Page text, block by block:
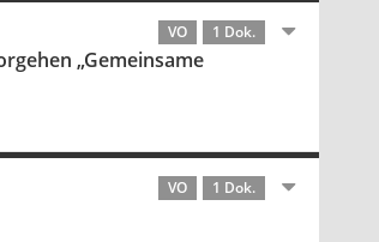
VO 1 Dok.
„Gemeinsame
VO 1 Dok.